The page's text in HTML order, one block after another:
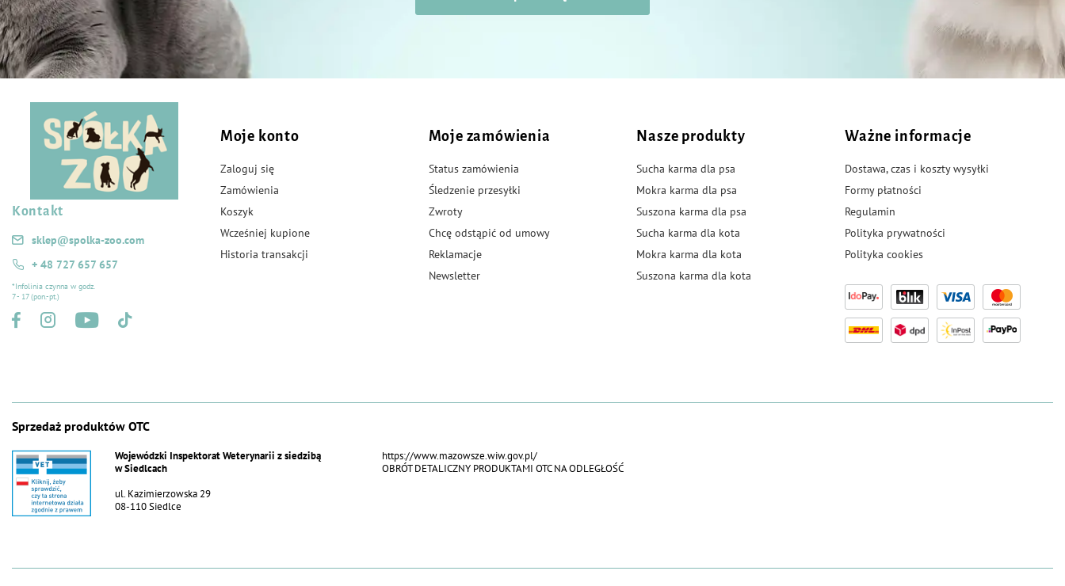
Kontakt
sklep@spolka-zoo.com
+ 48 727 657 657
*Infolinia czynna w godz.
7 - 17 (pon.-pt.)
Moje konto
Zaloguj się
Zamówienia
Koszyk
Wcześniej kupione
Historia transakcji
Moje zamówienia
Status zamówienia
Śledzenie przesyłki
Zwroty
Chcę odstąpić od umowy
Reklamacje
Newsletter
Nasze produkty
Sucha karma dla psa
Mokra karma dla psa
Suszona karma dla psa
Sucha karma dla kota
Mokra karma dla kota
Suszona karma dla kota
Ważne informacje
Dostawa, czas i koszty wysyłki
Formy płatności
Regulamin
Polityka prywatności
Polityka cookies
Sprzedaż produktów OTC
Wojewódzki Inspektorat Weterynarii z siedzibą
w Siedlcach
ul. Kazimierzowska 29
08-110 Siedlce
https://www.mazowsze.wiw.gov.pl/
OBRÓT DETALICZNY PRODUKTAMI OTC NA ODLEGŁOŚĆ